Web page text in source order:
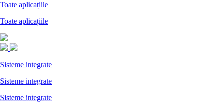
Toate aplicațiile
Toate aplicațiile
Sisteme integrate
Sisteme integrate
Sisteme integrate